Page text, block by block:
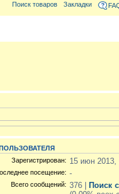
Поиск товаров Закладки
Зарегистрирован: 15 июн 2013,
посещение: -
Всего сообщений: 376 |
Поиск